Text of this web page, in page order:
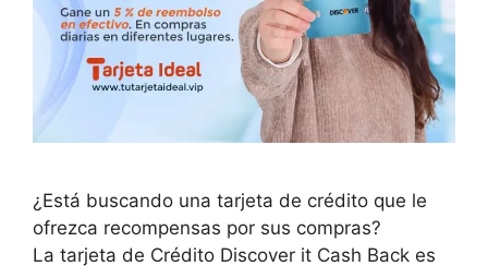
¿Está buscando una tarjeta de crédito que le
ofrezca recompensas por sus compras?
La tarjeta de Crédito Discover it Cash Back es